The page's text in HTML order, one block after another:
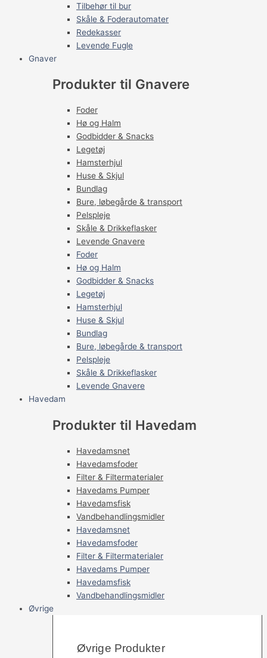
Tilbehør til bur
Skåle & Foderautomater
Redekasser
Levende Fugle
Gnaver
Produkter til Gnavere
Foder
Hø og Halm
Godbidder & Snacks
Legetøj
Hamsterhjul
Huse & Skjul
Bundlag
Bure, løbegårde & transport
Pelspleje
Skåle & Drikkeflasker
Levende Gnavere
Foder
Hø og Halm
Godbidder & Snacks
Legetøj
Hamsterhjul
Huse & Skjul
Bundlag
Bure, løbegårde & transport
Pelspleje
Skåle & Drikkeflasker
Levende Gnavere
Havedam
Produkter til Havedam
Havedamsnet
Havedamsfoder
Filter & Filtermaterialer
Havedams Pumper
Havedamsfisk
Vandbehandlingsmidler
Havedamsnet
Havedamsfoder
Filter & Filtermaterialer
Havedams Pumper
Havedamsfisk
Vandbehandlingsmidler
Øvrige
Øvrige Produkter